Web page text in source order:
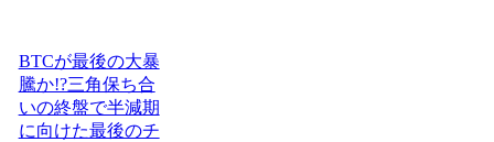
BTCが最後の大暴
騰か!?三角保ち合
いの終盤で半減期
に向けた最後のチ